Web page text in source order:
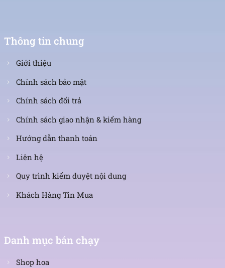
Thông tin chung
Giới thiệu
Chính sách bảo mật
Chính sách đổi trả
Chính sách giao nhận & kiểm hàng
Hướng dẫn thanh toán
Liên hệ
Quy trình kiểm duyệt nội dung
Khách Hàng Tin Mua
Danh mục bán chạy
Shop hoa